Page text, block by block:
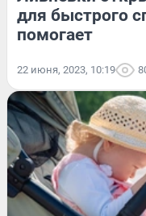
для быстрого
помогает
22 июня, 2023, 10:19